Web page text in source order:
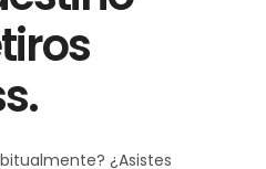
¿Asistes